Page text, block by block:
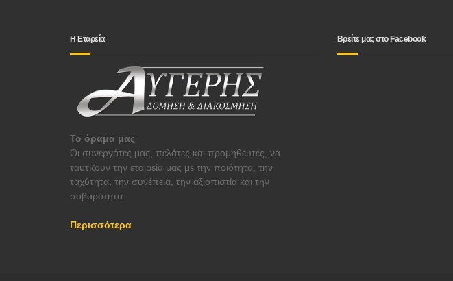
Η Εταρεία
Το όραμα μας
Οι συνεργάτες μας, πελάτες και προμηθευτές, να
ταυτίζουν την εταιρεία μας με την ποιότητα, την
ταχύτητα, την συνέπεια, την αξιοπιστία και την
σοβαρότητα.
Περισσότερα
Βρείτε μας στο Facebook